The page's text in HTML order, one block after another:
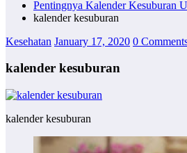
Pentingnya Kalender Kesuburan
kalender kesuburan
Kesehatan January 17, 2020 0
kalender kesuburan
kalender kesuburan